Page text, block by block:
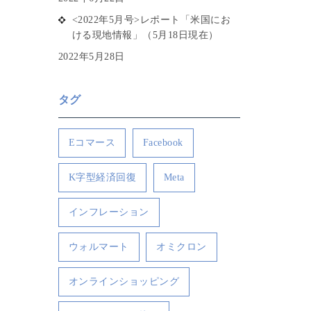
<2022年5月号>レポート「米国にお
ける現地情報」（5月18日現在）
2022年5月28日
タグ
Eコマース Facebook
K字型経済回復 Meta
インフレーション
ウォルマート オミクロン
オンラインショッピング